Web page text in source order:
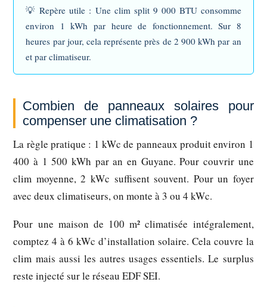
💡Repère utile : Une clim split 9 000 BTU consomme
environ 1 kWh par heure de fonctionnement. Sur 8
heures par jour, cela représente près de 2 900 kWh par an
et par climatiseur.
Combien de panneaux solaires pour
compenser une climatisation ?
La règle pratique : 1 kWc de panneaux produit environ 1
400 à 1 500 kWh par an en Guyane. Pour couvrir une
clim moyenne, 2 kWc suffisent souvent. Pour un foyer
avec deux climatiseurs, on monte à 3 ou 4 kWc.
Pour une maison de 100 m² climatisée intégralement,
comptez 4 à 6 kWc d’installation solaire. Cela couvre la
clim mais aussi les autres usages essentiels. Le surplus
reste injecté sur le réseau EDF SEI.